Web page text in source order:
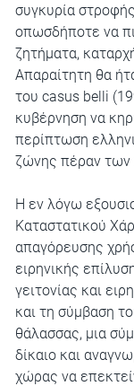
συγκυρία
οπωσδήποτε να
ζητήματα,
Απαραίτητη θα
του casus belli
κυβέρνηση να
περίπτωση
ζώνης πέραν των
Η εν λόγω
Καταστατικού
απαγόρευσης
ειρηνικής
γειτονίας και
και τη σύμβαση
θάλασσας, μια
δίκαιο και
χώρας να